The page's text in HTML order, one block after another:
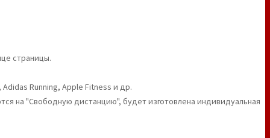
страницы.
Running, Apple Fitness и др.
на "Свободную дистанцию", будет изготовлена индивидуальная